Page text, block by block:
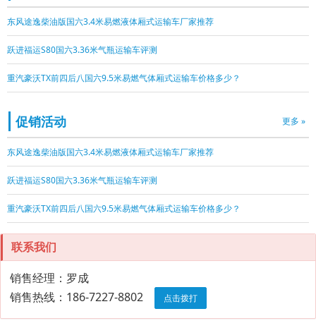
东风途逸柴油版国六3.4米易燃液体厢式运输车厂家推荐
跃进福运S80国六3.36米气瓶运输车评测
重汽豪沃TX前四后八国六9.5米易燃气体厢式运输车价格多少？
促销活动 更多 »
东风途逸柴油版国六3.4米易燃液体厢式运输车厂家推荐
跃进福运S80国六3.36米气瓶运输车评测
重汽豪沃TX前四后八国六9.5米易燃气体厢式运输车价格多少？
联系我们
销售经理：罗成
销售热线：186-7227-8802
点击拨打